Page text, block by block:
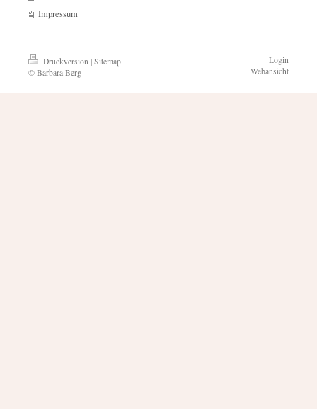
Impressum
Druckversion | Sitemap
© Barbara Berg
Login
Webansicht